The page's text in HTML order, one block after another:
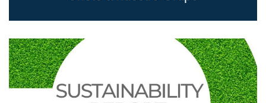
vista
vista
vista
vista
vista